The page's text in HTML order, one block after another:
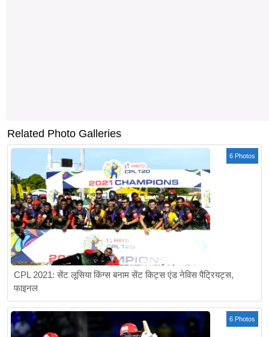
Related Photo Galleries
6 Photos
CPL 2021: सेंट लूसिया किंग्स बनाम सेंट किट्स एंड नेविस पैट्रियट्स,
फाइनल
6 Photos